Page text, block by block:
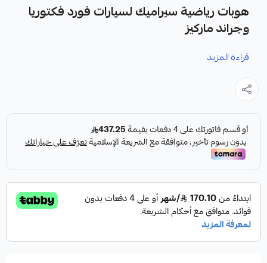
هوبات رياضية سيراميك لسيارات فورد فكتوريا
وجراند ماركيز
نوفر لكهوبات رياضية سيراميك
مصممة خصيصاً لسيارات فورد فكتوريا وجراند ماركيز.
مميزات المنتج:
✔تصميم رياضي مخرم ومخططلتعزيز الأداء.
✔صناعة أمريكيةعالية الجودة.
قراءة المزيد